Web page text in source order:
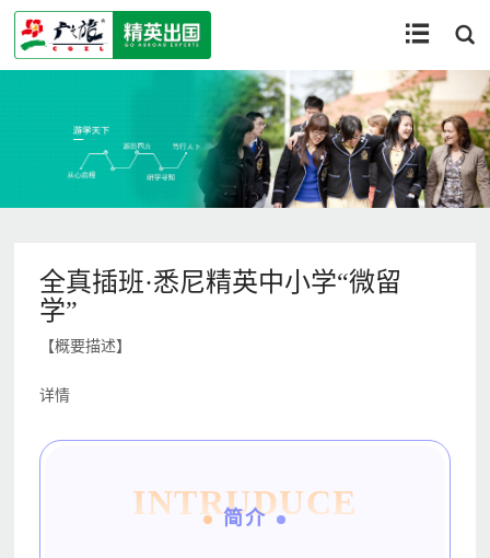
 
全真插班·悉尼精英中小学“微留
学”
【概要描述】
详情
INTRUDUCE
简介